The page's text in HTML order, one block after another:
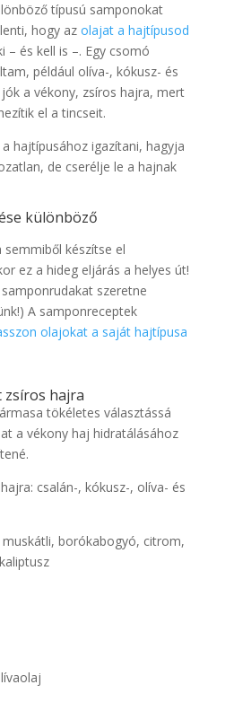
típusú samponokat
hogy az olajat a hajtípusod
– és kell is –. Egy csomó
például olíva-, kókusz- és
a vékony, zsíros hajra, mert
el a tincseit.
hajtípusához igazítani, hagyja
de cserélje le a hajnak
különböző
semmiből készítse el
ez a hideg eljárás a helyes út!
szeretne
A samponreceptek
olajokat a saját hajtípusa
zsíros hajra
tökéletes választássá
a vékony haj hidratálásához
csalán-, kókusz-, olíva- és
borókabogyó, citrom,